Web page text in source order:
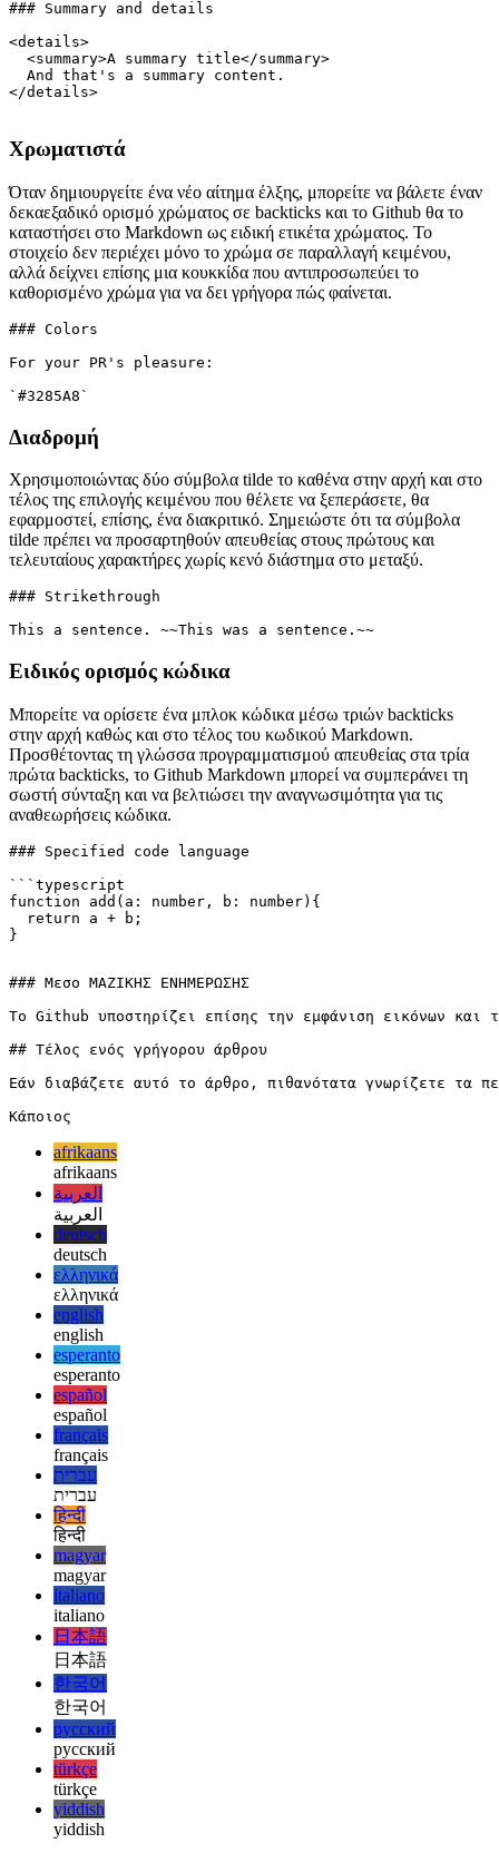
αποκρύπτει πληροφορίες (τη σύνοψη των λεπτομερειών) έως ότου
ένας χρήστης ανοίξει την προβολή λεπτομερειών. Το ίδιο είναι
επίσης διαθέσιμο στο Markdown του Github.
### Summary and details
  <summary>A summary title</summary>
  And that's a summary content.
Χρωματιστά
Όταν δημιουργείτε ένα νέο αίτημα έλξης, μπορείτε να βάλετε έναν
δεκαεξαδικό ορισμό χρώματος σε backticks και το Github θα το
στοιχείο δεν περιέχει μόνο το χρώμα σε παραλλαγή κειμένου,
αλλά δείχνει επίσης μια κουκκίδα που αντιπροσωπεύει το
καθορισμένο χρώμα για να δει γρήγορα πώς φαίνεται.
For your PR's pleasure:
Διαδρομή
Χρησιμοποιώντας δύο σύμβολα tilde το καθένα στην αρχή και στο
εφαρμοστεί, επίσης, ένα διακριτικό. Σημειώστε ότι τα σύμβολα
tilde πρέπει να προσαρτηθούν απευθείας στους πρώτους και
τελευταίους χαρακτήρες χωρίς κενό διάστημα στο μεταξύ.
### Strikethrough
Ειδικός ορισμός κώδικα
Μπορείτε να ορίσετε ένα μπλοκ κώδικα μέσω τριών backticks
στην αρχή καθώς και στο τέλος του κωδικού Markdown.
πρώτα backticks, το Github Markdown μπορεί να συμπεράνει τη
σωστή σύνταξη και να βελτιώσει την αναγνωσιμότητα για τις
αναθεωρήσεις κώδικα.
### Specified code language
function add(a: number, b: number){
### Μεσο ΜΑΖΙΚΗΣ ΕΝΗΜΕΡΩΣΗΣ
Το Github υποστηρίζει επίσης την εμφάνιση εικόνων
## Τέλος ενός γρήγορου άρθρου
Εάν διαβάζετε αυτό το άρθρο, πιθανότατα γνωρίζετε
afrikaans
afrikaans
العربية
العربية
deutsch
deutsch
ελληνικά
ελληνικά
english
english
esperanto
esperanto
español
español
français
français
עברית
עברית
हिन्दी
हिन्दी
magyar
magyar
italiano
italiano
日本語
日本語
한국어
한국어
русский
русский